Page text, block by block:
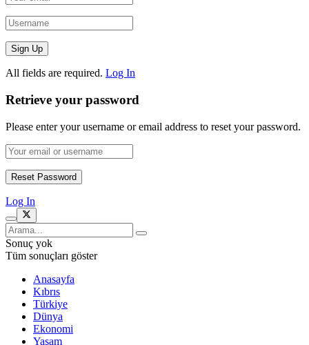
All fields are required. Log In
Retrieve your password
Please enter your username or email address to reset your password.
Log In
Sonuç yok
Tüm sonuçları göster
Anasayfa
Kıbrıs
Türkiye
Dünya
Ekonomi
Yaşam